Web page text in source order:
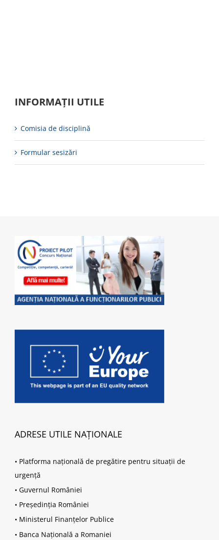
INFORMAȚII UTILE
Comisia de disciplină
Formular sesizări
ADRESE UTILE NAȚIONALE
• Platforma națională de pregătire pentru situații de
urgență
• Guvernul României
• Președinția României
• Ministerul Finanțelor Publice
• Banca Națională a Romaniei